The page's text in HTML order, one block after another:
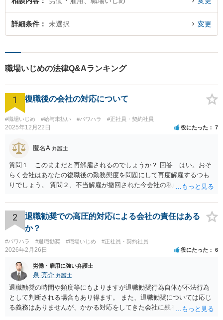
詳細条件 未選択 変更
職場いじめの法律Q&Aランキング
1 復職後の会社の対応について
#職場いじめ #給与未払い #パワハラ #正社員・契約社員
2025年12月22日 役にたった 7
匿名A 弁護士
質問１ このままだと再解雇されるのでしょうか？ 回答 はい。おそ
らく会社はあなたの復職後の勤務態度を問題にして再度解雇するつも
りでしょう。 質問２、不当解雇が撤回された今会社の私に対する不当
をすることができるので、注意指導だけでは訴えることは難しいでし
ょう。ただ、その内容が注意指導に必要な程度を超えた「ハラスメン
ト」になっていれば、訴えることができます（不法行為に基づく損害
賠償請求訴訟）。ただし、賠償額は極めて低額でしょう。以前の解雇
の際弁護士に依頼しているのであれば、証拠収集などについてその先
生に早めに相談しておくことをお勧めします。 質問３、退職を合意と
する金銭解決を再度持ちかける事は有効ですが？ 回答 有効ではない
でしょう。一般に、会社はあなたに「自主退職」してほしいと考えて
嫌がらせをしています。ですので、「会社があなたにお金を払う」の
は抵抗するでしょう。あるいは極めて低額な解決金での退職となるで
しょう。また、自分から金銭解決を持ちかけるのは弱みを見せること
なので作戦的にもお勧めしません。「自分は絶対に辞めない！」とい
2
退職勧奨での高圧的対応による会社の責任はある
か？
#パワハラ #退職勧奨 #職場いじめ #正社員・契約社員
2026年2月26日 役にたった 6
労働・雇用に強い弁護士
泉 亮介 弁護士
退職勧奨の時間や頻度等にもよりますが退職勧奨行為自体が不法行為
として判断される場合もあり得ます。 また、退職勧奨については応じ
る義務はありませんが、かかる対応をしてきた会社に残るということ